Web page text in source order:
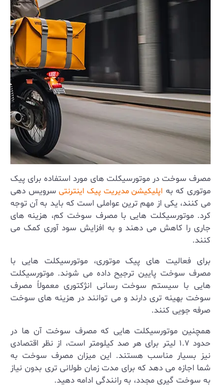
مصرف سوخت در موتورسیکلت‌ های مورد استفاده برای پیک
موتوری که به اپلیکیشن مدیریت پیک اینترنتیسرویس دهی
می کنند، یکی از مهم ‌ترین عواملی است که باید به آن توجه
کرد. موتورسیکلت ‌هایی با مصرف سوخت کم، هزینه‌ های
جاری را کاهش می ‌دهند و به افزایش سود آوری کمک می‌
کنند.
برای فعالیت‌ های پیک موتوری، موتورسیکلت‌ هایی با
مصرف سوخت پایین ترجیح داده می ‌شوند. موتورسیکلت
‌هایی با سیستم سوخت ‌رسانی انژکتوری معمولاً مصرف
سوخت بهینه ‌تری دارند و می ‌توانند در هزینه ‌های سوخت
صرفه‌ جویی کنند.
همچنین موتورسیکلت‌ هایی که مصرف سوخت آن‌ ها در
حدود ۱.۷ لیتر برای هر صد کیلومتر است، از نظر اقتصادی
نیز بسیار مناسب هستند. این میزان مصرف سوخت به
شما اجازه می ‌دهد که برای مدت زمان طولانی ‌تری بدون نیاز
به سوخت‌ گیری مجدد، به رانندگی ادامه دهید.